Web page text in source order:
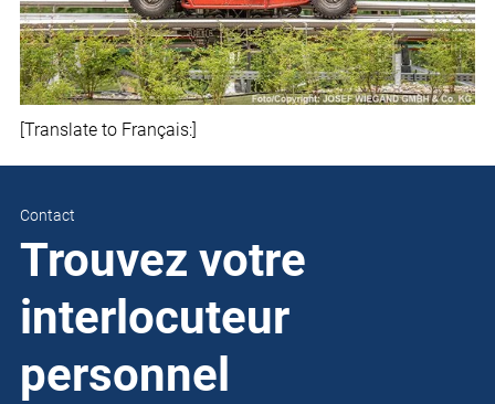
[Translate to Français:]
Contact
Trouvez votre
interlocuteur
personnel